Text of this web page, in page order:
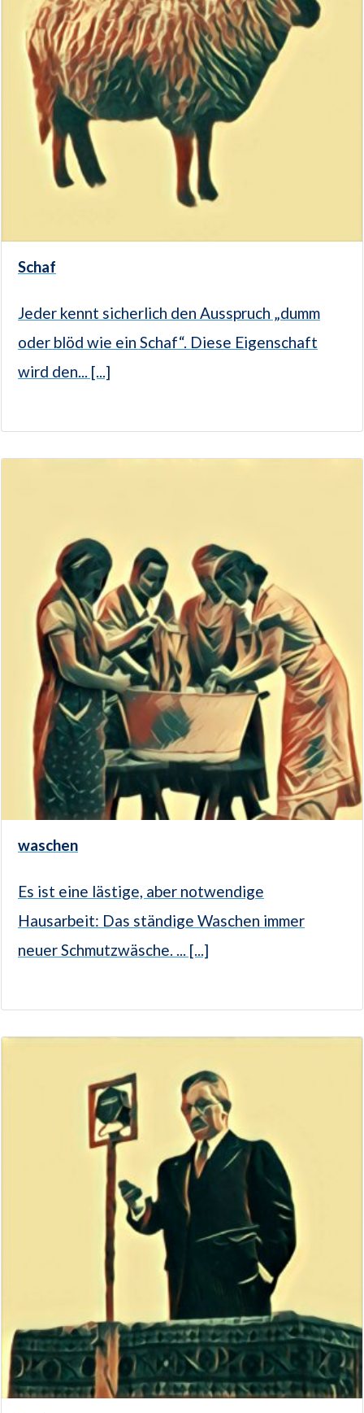
Schaf
Jeder kennt sicherlich den Ausspruch „dumm
oder blöd wie ein Schaf“. Diese Eigenschaft
wird den... [...]
waschen
Es ist eine lästige, aber notwendige
Hausarbeit: Das ständige Waschen immer
neuer Schmutzwäsche. ... [...]